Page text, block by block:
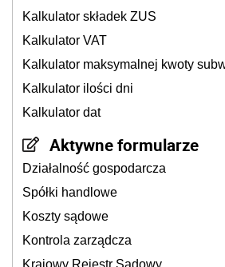
Kalkulator składek ZUS
Kalkulator VAT
Kalkulator maksymalnej kwoty
Kalkulator ilości dni
Kalkulator dat
Aktywne formularze
Działalność gospodarcza
Spółki handlowe
Koszty sądowe
Kontrola zarządcza
Krajowy Rejestr Sądowy